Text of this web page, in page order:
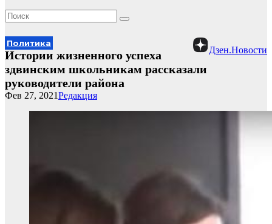
Дзен.Новости
Политика
Истории жизненного успеха
здвинским школьникам рассказали
руководители района
Редакция
Фев 27, 2021